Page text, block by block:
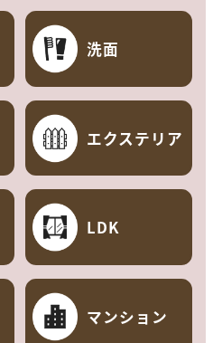
洗面
エクステリア
LDK
マンション